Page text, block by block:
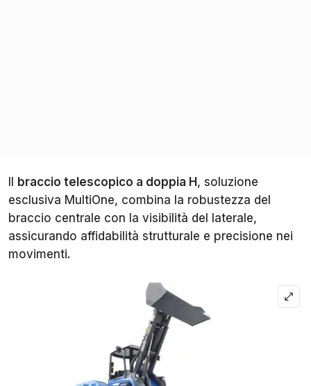
Il braccio telescopico a doppia H, soluzione
esclusiva MultiOne, combina la robustezza del
braccio centrale con la visibilità del laterale,
assicurando affidabilità strutturale e precisione nei
movimenti.